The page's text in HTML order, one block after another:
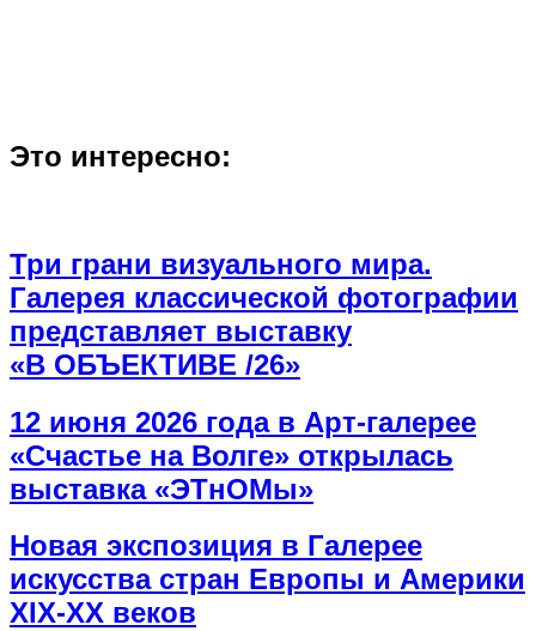
Это интересно:
Три грани визуального мира.
Галерея классической фотографии
представляет выставку
«В ОБЪЕКТИВЕ /26»
12 июня 2026 года в Арт-галерее
«Счастье на Волге» открылась
выставка «ЭТнОМы»
Новая экспозиция в Галерее
искусства стран Европы и Америки
XIX-XX веков